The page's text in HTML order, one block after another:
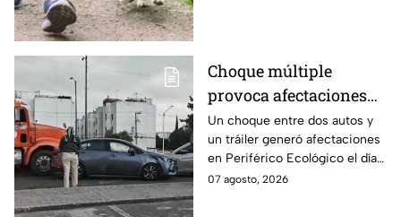
Choque múltiple
provoca afectaciones
en Periférico Ecológico
hoy viernes
Un choque entre dos autos y
un tráiler generó afectaciones
en Periférico Ecológico el día
de hoy, con dirección a la 24
07 agosto, 2026